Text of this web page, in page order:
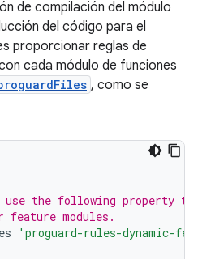
de compilación del módulo
del código para el
proporcionar reglas de
cada módulo de funciones
, como se
use the following property
modules.
'proguard-rules-dynamic-